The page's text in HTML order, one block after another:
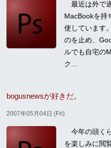
最近は外で
MacBookを持
使しています
のを止め、
ルでも自宅の
ク...
bogusnewsが好きだ。
2007年05月04日 (Fri)
今年の頭く
を楽しみに閲